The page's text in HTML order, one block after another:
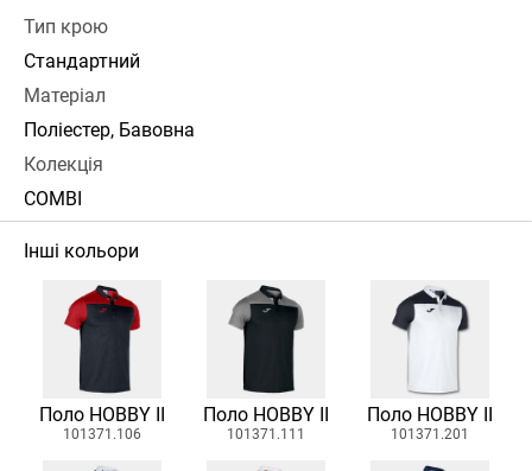
Тип крою
Стандартний
Матеріал
Поліестер, Бавовна
Колекція
COMBI
Інші кольори
Поло HOBBY II
101371.106
Поло HOBBY II
101371.111
Поло HOBBY II
101371.201